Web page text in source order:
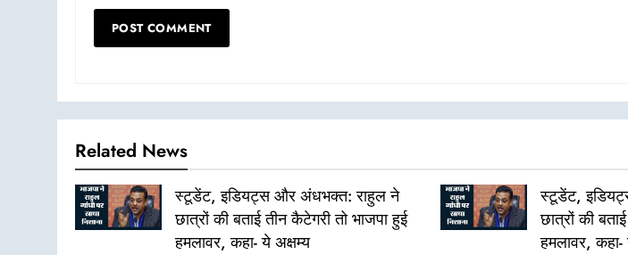
Related News
स्टूडेंट, इडियट्स और अंधभक्त: राहुल ने
छात्रों की बताई तीन कैटेगरी तो भाजपा हुई
हमलावर, कहा- ये अक्षम्य
स्टूडेंट,
छात्रों की
हमलावर, कहा-